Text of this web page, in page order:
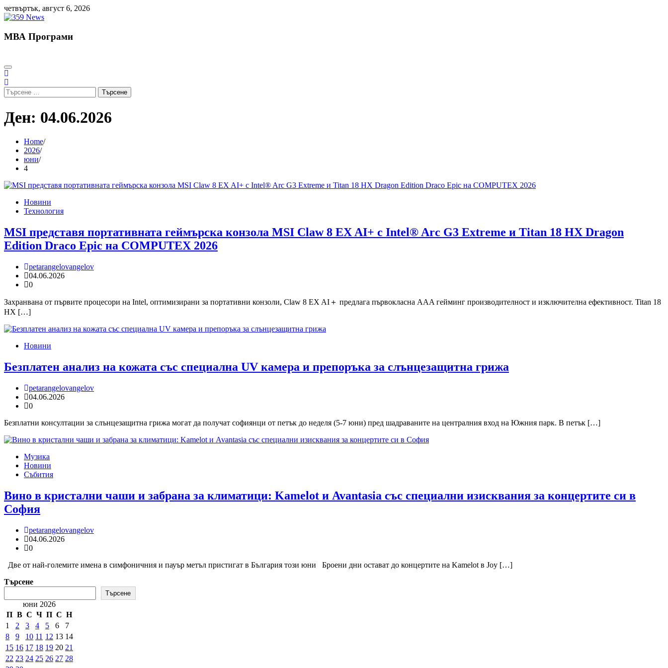
Skip
to
четвъртък, август 6, 2026
МВА Програми
Търсене
за:
Ден: 04.06.2026
Home
2026
юни
4
Новини
Технология
MSI представя портативната геймърска конзола MSI Claw 8 EX AI+ с Intel® Arc G3 Extreme и Titan 18 HX Dragon
Edition Draco Epic на COMPUTEX 2026
petarangelovangelov
04.06.2026
0
Захранвана от първите процесори на Intel, оптимизирани за портативни конзоли, Claw 8 EX AI＋ предлага първокласна AAA гейминг производителност и изключителна ефективност. Titan 18
HX […]
Новини
Безплатен анализ на кожата със специална UV камера и препоръка за слънцезащитна грижа
petarangelovangelov
04.06.2026
0
Безплатни консултации за слънцезащитна грижа могат да получат софиянци от петък до неделя (5-7 юни) пред шадраваните на централния вход на Южния парк. В петък […]
Музика
Новини
Събития
Вино в кристални чаши и забрана за климатици: Kamelot и Avantasia със специални изисквания за концертите си в
София
petarangelovangelov
04.06.2026
0
Две от най-големите имена в симфоничния и пауър метъл пристигат в България този юни Броени дни остават до концертите на Kamelot в Joy […]
Търсене
Търсене
юни 2026
П В С Ч П С Н
1
2 3 4 5 6
7
8
9 10 11 12 13 14
15 16 17 18 19 20 21
22 23 24 25 26 27 28